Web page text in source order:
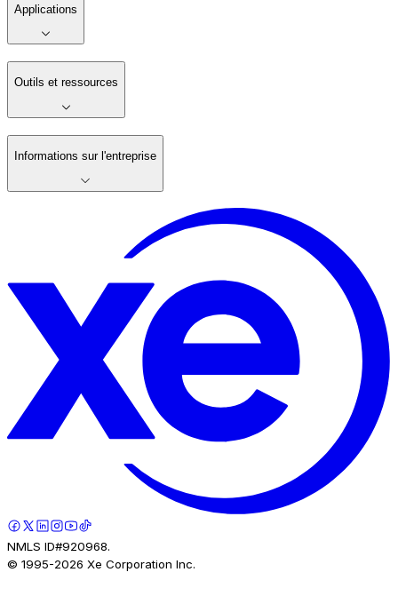
Applications
Outils et ressources
Informations sur l'entreprise
NMLS ID#920968.
© 1995-2026 Xe Corporation Inc.